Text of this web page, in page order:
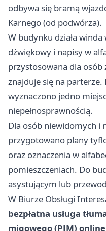
odbywa się bramą
Karnego (od podwórza).
W budynku działa
dźwiękowy i napisy w
przystosowana dla osób
znajduje się na
wyznaczono jedno
niepełnosprawnością.
Dla osób niewidomych i
przygotowano plany
oraz oznaczenia w
pomieszczeniach. Do
asystującym lub
W Biurze Obsługi
bezpłatna usługa
migowego (PJM) online